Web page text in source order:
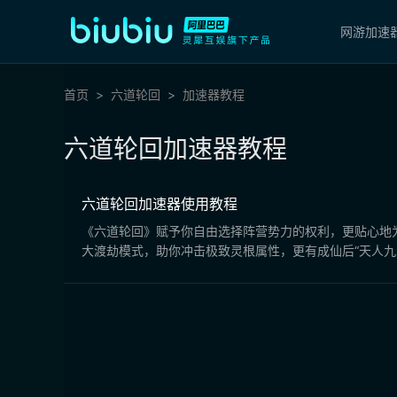
网游加速
首页 六道轮回 加速器教程
六道轮回加速器教程
六道轮回加速器使用教程
《六道轮回》赋予你自由选择阵营势力的权利，更贴心
大渡劫模式，助你冲击极致灵根属性，更有成仙后“天人